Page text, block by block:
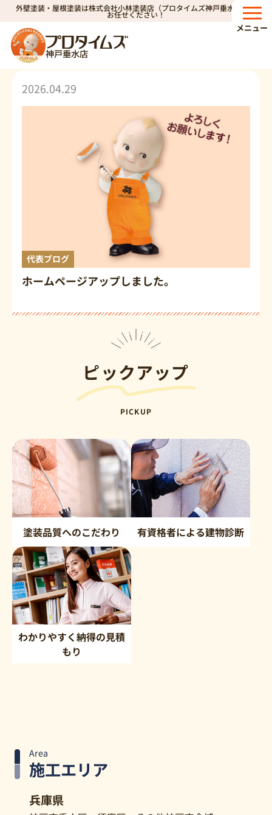
外壁塗装・屋根塗装は株式会社小林塗装店（プロタイムズ神戸垂水店）へ
お任せください！
神戸垂水店
メニュー
HOME>屋根塗装
ブログ
2026.04.29
代表ブログ
ホームページアップしました。
ピックアップ
PICKUP
塗装品質へのこだわり 有資格者による建物診断
わかりやすく納得の見積
もり
施工エリア
Area
兵庫県